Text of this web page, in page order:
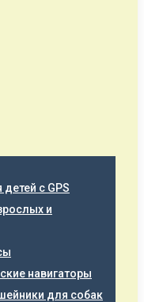
с GPS
и
навигаторы
для собак